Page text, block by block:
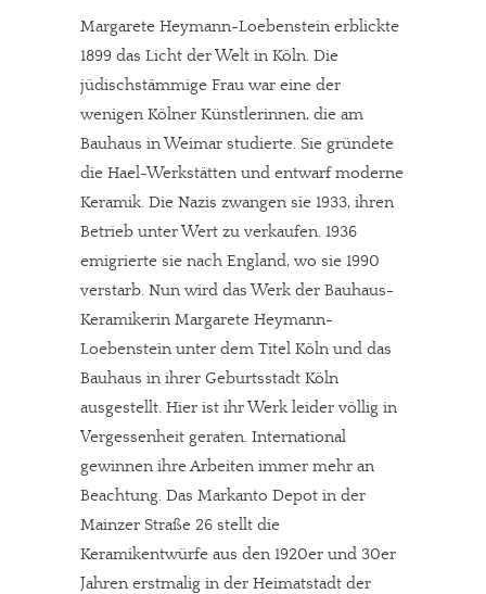
Margarete Heymann-Loebenstein erblickte
1899 das Licht der Welt in Köln. Die
jüdischstämmige Frau war eine der
wenigen Kölner Künstlerinnen, die am
Bauhaus in Weimar studierte. Sie gründete
die Hael-Werkstätten und entwarf moderne
Keramik. Die Nazis zwangen sie 1933, ihren
Betrieb unter Wert zu verkaufen. 1936
emigrierte sie nach England, wo sie 1990
verstarb. Nun wird das Werk der Bauhaus-
Keramikerin Margarete Heymann-
Loebenstein unter dem Titel Köln und das
Bauhaus in ihrer Geburtsstadt Köln
ausgestellt. Hier ist ihr Werk leider völlig in
Vergessenheit geraten. International
gewinnen ihre Arbeiten immer mehr an
Beachtung. Das Markanto Depot in der
Mainzer Straße 26 stellt die
Keramikentwürfe aus den 1920er und 30er
Jahren erstmalig in der Heimatstadt der